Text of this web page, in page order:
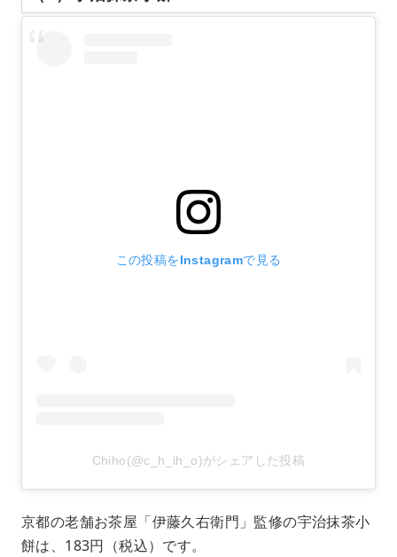
この投稿をInstagramで見る
Chiho(@c_h_ih_o)がシェアした投稿
京都の老舗お茶屋「伊藤久右衛門」監修の宇治抹茶小
餅は、183円（税込）です。